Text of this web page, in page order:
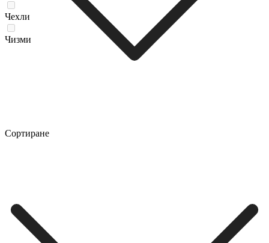
Чехли
Чизми
Сортиране